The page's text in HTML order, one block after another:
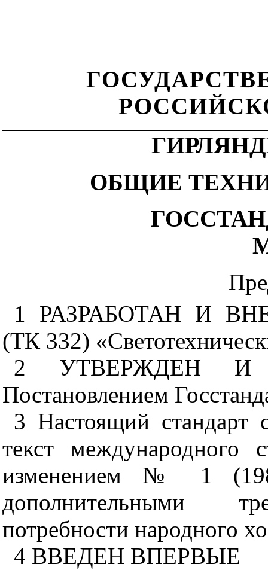
ОБЩИЕ
1 РАЗРАБОТАН И
(ТК 332)
2 УТВЕРЖДЕН И
Постановлением
3 Настоящий стандарт
текст
изменением № 1
дополнительными
потребности народного
4 ВВЕДЕН ВПЕРВЫЕ